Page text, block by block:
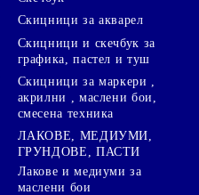
Скицници за акварел
Скицници и скечбук за
графика, пастел и туш
Скицници за маркери ,
акрилни , маслени бои,
смесена техника
ЛАКОВЕ, МЕДИУМИ,
ГРУНДОВЕ, ПАСТИ
Лакове и медиуми за
маслени бои